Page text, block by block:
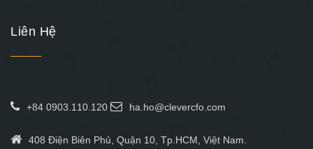
Liên Hệ
+84 0903.110.120 ha.ho@clevercfo.com
408 Điện Biên Phủ, Quận 10, Tp.HCM, Việt Nam.